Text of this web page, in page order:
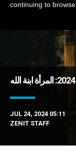
DERNIÈRES
JUL 24, 2024 05:11
ZENIT STAFF
continuing to